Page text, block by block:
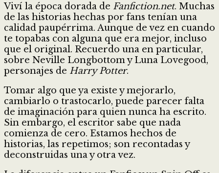
Viví la época dorada de Fanfiction.net. Muchas
de las historias hechas por fans tenían una
calidad paupérrima. Aunque de vez en cuando
te topabas con alguna que era mejor, incluso
que el original. Recuerdo una en particular,
sobre Neville Longbottom y Luna Lovegood,
personajes de Harry Potter.
Tomar algo que ya existe y mejorarlo,
cambiarlo o trastocarlo, puede parecer falta
de imaginación para quien nunca ha escrito.
Sin embargo, el escritor sabe que nada
comienza de cero. Estamos hechos de
historias, las repetimos; son recontadas y
deconstruidas una y otra vez.